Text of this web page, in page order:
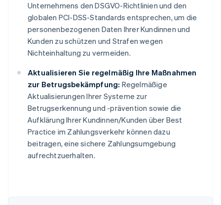
Unternehmens den DSGVO-Richtlinien und den
globalen PCI-DSS-Standards entsprechen, um die
personenbezogenen Daten Ihrer Kundinnen und
Kunden zu schützen und Strafen wegen
Nichteinhaltung zu vermeiden.
Aktualisieren Sie regelmäßig Ihre Maßnahmen
zur Betrugsbekämpfung: Regelmäßige
Aktualisierungen Ihrer Systeme zur
Betrugserkennung und -prävention sowie die
Aufklärung Ihrer Kundinnen/Kunden über Best
Practice im Zahlungsverkehr können dazu
beitragen, eine sichere Zahlungsumgebung
aufrechtzuerhalten.